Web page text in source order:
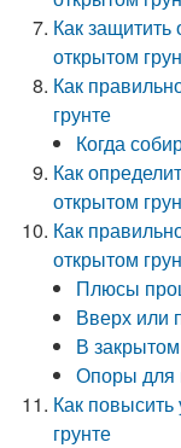
Как защитить
открытом
Как
грунте
Когда
Как
открытом
Как
открытом
Плюсы
Вверх или
В
Опоры для
Как
грунте